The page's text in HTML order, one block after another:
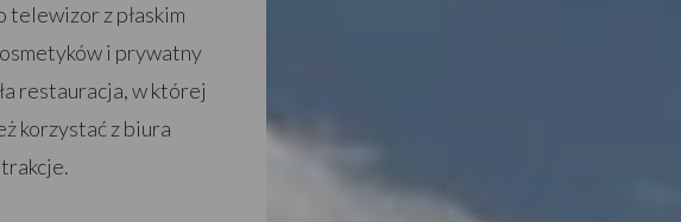
z płaskim
i prywatny
restauracja, w której
korzystać z biura